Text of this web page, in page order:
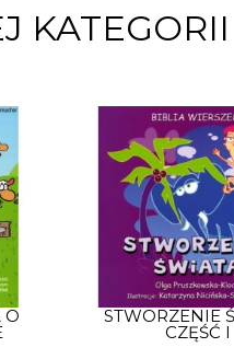
KATEGORII
O STWORZENIE
CZĘŚĆ I